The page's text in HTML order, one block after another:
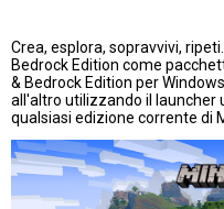
Crea, esplora, sopravvivi,
Bedrock Edition come
& Bedrock Edition per
all'altro utilizzando il launcher
qualsiasi edizione corrente di